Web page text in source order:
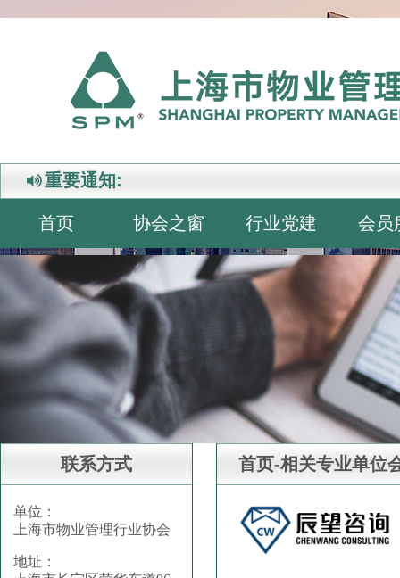
重要通知:
首页 协会之窗 行业党建 会员
联系方式
单位：
上海市物业管理行业协会
地址：
首页-相关专业单位